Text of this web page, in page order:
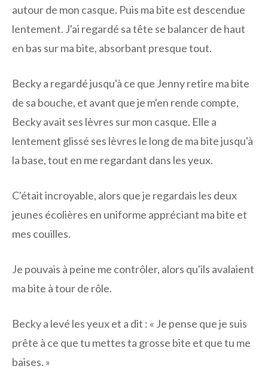
autour de mon casque. Puis ma bite est descendue
lentement. J'ai regardé sa tête se balancer de haut
en bas sur ma bite, absorbant presque tout.
Becky a regardé jusqu'à ce que Jenny retire ma bite
de sa bouche, et avant que je m'en rende compte,
Becky avait ses lèvres sur mon casque. Elle a
lentement glissé ses lèvres le long de ma bite jusqu'à
la base, tout en me regardant dans les yeux.
C'était incroyable, alors que je regardais les deux
jeunes écolières en uniforme appréciant ma bite et
mes couilles.
Je pouvais à peine me contrôler, alors qu'ils avalaient
ma bite à tour de rôle.
Becky a levé les yeux et a dit : « Je pense que je suis
prête à ce que tu mettes ta grosse bite et que tu me
baises. »